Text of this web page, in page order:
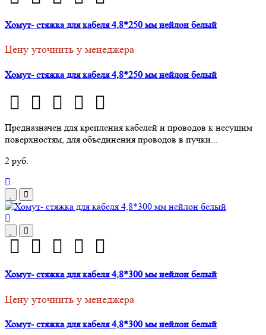
Хомут- стяжка для кабеля 4,8*250 мм нейлон белый
Цену уточнить у менеджера
Хомут- стяжка для кабеля 4,8*250 мм нейлон белый
Предназначен для крепления кабелей и проводов к несущим
поверхностям, для объединения проводов в пучки...
2 руб.
Хомут- стяжка для кабеля 4,8*300 мм нейлон белый
Цену уточнить у менеджера
Хомут- стяжка для кабеля 4,8*300 мм нейлон белый